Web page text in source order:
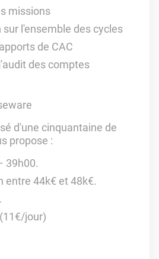
missions
l'ensemble des cycles
de CAC
des comptes
d'une cinquantaine de
propose :
39h00.
entre 44k€ et 48k€.
jour)